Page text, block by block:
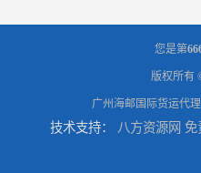
您是第
版权所有
广州海邮国际货运代
技术支持： 八方资源网 免